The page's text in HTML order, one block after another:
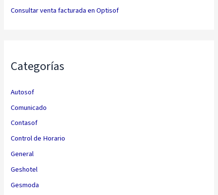
Consultar venta facturada en Optisof
Categorías
Autosof
Comunicado
Contasof
Control de Horario
General
Geshotel
Gesmoda